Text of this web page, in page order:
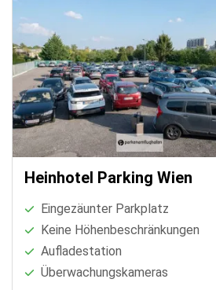
Heinhotel Parking Wien
Eingezäunter Parkplatz
Keine Höhenbeschränkungen
Aufladestation
Überwachungskameras